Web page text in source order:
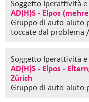
Soggetto Iperattività
AD(H)S - Elpos
Gruppo di auto-aiuto
toccate dal problema
Soggetto Iperattività
AD(H)S - Elpos -
Zürich
Gruppo di auto-aiuto